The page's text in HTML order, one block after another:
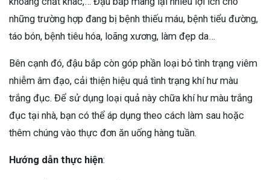
những trường hợp đang bị bệnh thiếu máu, bệnh tiểu đường,
táo bón, bệnh tiêu hóa, loãng xương, làm đẹp da…
Bên cạnh đó, đậu bắp còn góp phần loại bỏ tình trạng viêm
nhiễm âm đạo, cải thiện hiệu quả tình trạng khí hư màu
trắng đục. Để sử dụng loại quả này chữa khí hư màu trắng
đục tại nhà, bạn có thể áp dụng theo cách làm sau hoặc
thêm chúng vào thực đơn ăn uống hàng tuần.
Hướng dẫn thực hiện: